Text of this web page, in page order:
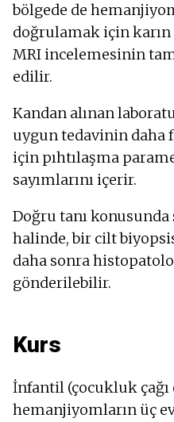
bölgede de
doğrulamak için karın
MRI incelemesinin
edilir.
Kandan alınan
uygun tedavinin daha
için pıhtılaşma
sayımlarını içerir.
Doğru tanı
halinde, bir cilt
daha sonra
gönderilebilir.
Kurs
İnfantil (çocukluk çağı
hemanjiyomların üç